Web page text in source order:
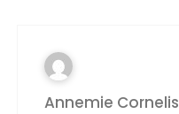
Annemie Cornelis